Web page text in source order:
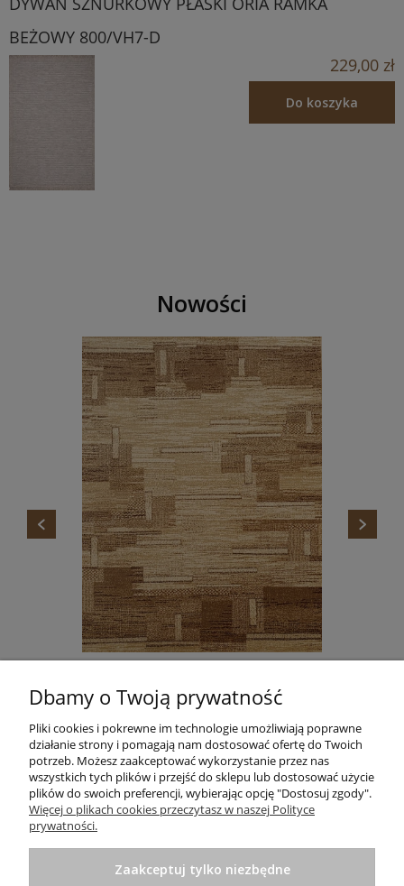
BEŻOWY 800/VH7-D
229,00 zł
Do koszyka
Nowości
665,00 zł
Informacje
Pomoc
Dbamy o Twoją prywatność
Pliki cookies i pokrewne im technologie umożliwiają poprawne
działanie strony i pomagają nam dostosować ofertę do Twoich
potrzeb. Możesz zaakceptować wykorzystanie przez nas
wszystkich tych plików i przejść do sklepu lub dostosować użycie
plików do swoich preferencji, wybierając opcję "Dostosuj zgody".
Więcej o plikach cookies przeczytasz w naszej Polityce
prywatności.
Zaakceptuj tylko niezbędne